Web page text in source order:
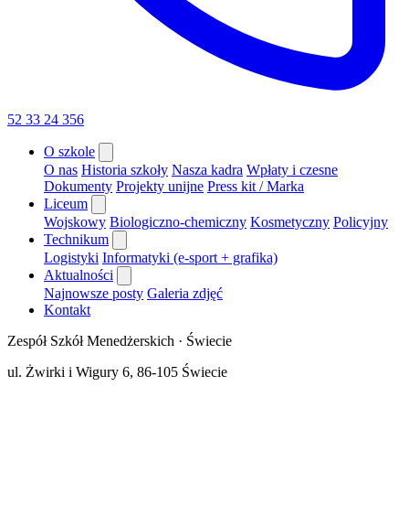
52 33 24 356
O szkole
O nas Historia szkoły Nasza kadra Wpłaty i czesne
Dokumenty Projekty unijne Press kit / Marka
Liceum
Wojskowy Biologiczno-chemiczny Kosmetyczny Policyjny
Technikum
Logistyki Informatyki (e-sport + grafika)
Aktualności
Najnowsze posty Galeria zdjęć
Kontakt
Zespół Szkół Menedżerskich · Świecie
ul. Żwirki i Wigury 6, 86-105 Świecie